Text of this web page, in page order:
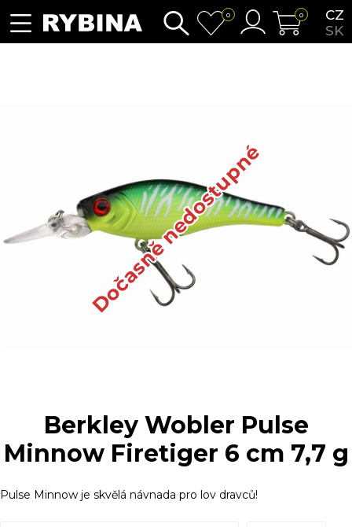
CZ
SK
0 0
Dočasně nedostupné
Berkley Wobler Pulse
Minnow Firetiger 6 cm 7,7 g
Pulse Minnow je skvělá návnada pro lov dravců!